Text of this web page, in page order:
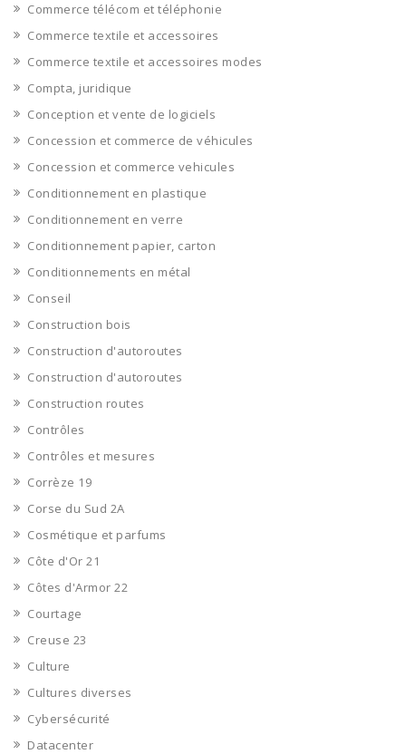
Commerce télécom et téléphonie
Commerce textile et accessoires
Commerce textile et accessoires modes
Compta, juridique
Conception et vente de logiciels
Concession et commerce de véhicules
Concession et commerce vehicules
Conditionnement en plastique
Conditionnement en verre
Conditionnement papier, carton
Conditionnements en métal
Conseil
Construction bois
Construction d'autoroutes
Construction d'autoroutes
Construction routes
Contrôles
Contrôles et mesures
Corrèze 19
Corse du Sud 2A
Cosmétique et parfums
Côte d'Or 21
Côtes d'Armor 22
Courtage
Creuse 23
Culture
Cultures diverses
Cybersécurité
Datacenter